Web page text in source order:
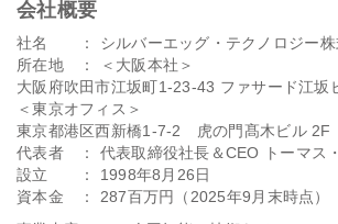
会社概要
社名 ： シルバーエッグ・テクノロジー株
所在地 ： ＜大阪本社＞
大阪府吹田市江坂町1-23-43 ファサード江坂
＜東京オフィス＞
東京都港区西新橋1-7-2 虎の門髙木ビル 2F
代表者 ： 代表取締役社長＆CEO トーマス
設立 ： 1998年8月26日
資本金 ： 287百万円（2025年9月末時点）